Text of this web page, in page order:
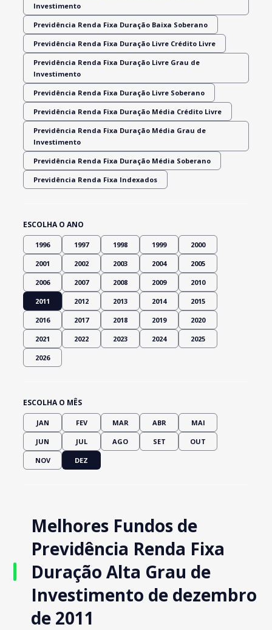
Investimento
Previdência Renda Fixa Duração Baixa Soberano
Previdência Renda Fixa Duração Livre Crédito Livre
Previdência Renda Fixa Duração Livre Grau de
Investimento
Previdência Renda Fixa Duração Livre Soberano
Previdência Renda Fixa Duração Média Crédito Livre
Previdência Renda Fixa Duração Média Grau de
Investimento
Previdência Renda Fixa Duração Média Soberano
Previdência Renda Fixa Indexados
ESCOLHA O ANO
1996 1997 1998 1999 2000
2001 2002 2003 2004 2005
2006 2007 2008 2009 2010
2011 2012 2013 2014 2015
2016 2017 2018 2019 2020
2021 2022 2023 2024 2025
2026
ESCOLHA O MÊS
JAN FEV MAR ABR MAI
JUN JUL AGO SET OUT
NOV DEZ
Melhores Fundos de
Previdência Renda Fixa
Duração Alta Grau de
Investimento de dezembro
de 2011